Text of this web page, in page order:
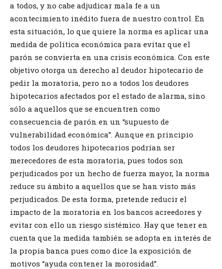
a todos, y no cabe adjudicar mala fe a un
acontecimiento inédito fuera de nuestro control. En
esta situación, lo que quiere la norma es aplicar una
medida de política económica para evitar que el
parón se convierta en una crisis económica. Con este
objetivo otorga un derecho al deudor hipotecario de
pedir la moratoria, pero no a todos los deudores
hipotecarios afectados por el estado de alarma, sino
sólo a aquellos que se encuentren como
consecuencia de parón en un “supuesto de
vulnerabilidad económica”. Aunque en principio
todos los deudores hipotecarios podrían ser
merecedores de esta moratoria, pues todos son
perjudicados por un hecho de fuerza mayor, la norma
reduce su ámbito a aquellos que se han visto más
perjudicados. De esta forma, pretende reducir el
impacto de la moratoria en los bancos acreedores y
evitar con ello un riesgo sistémico. Hay que tener en
cuenta que la medida también se adopta en interés de
la propia banca pues como dice la exposición de
motivos “ayuda contener la morosidad”.